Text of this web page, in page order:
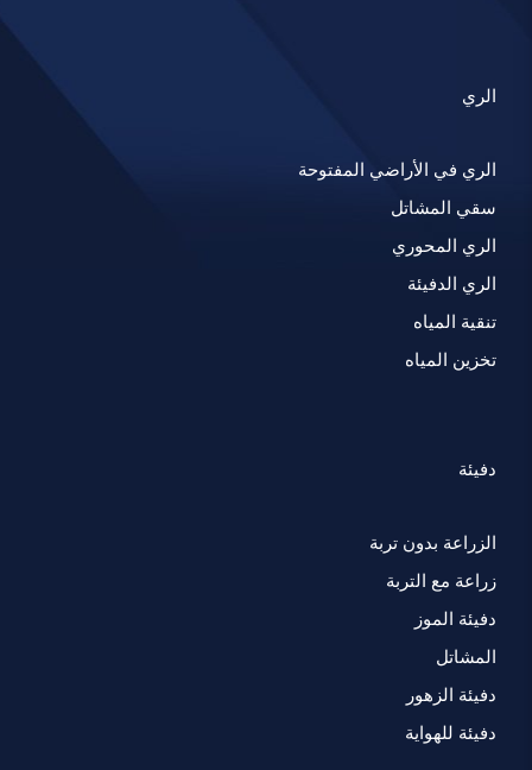
الري
الري في الأراضي المفتوحة
سقي المشاتل
الري المحوري
الري الدفيئة
تنقية المياه
تخزين المياه
دفيئة
الزراعة بدون تربة
زراعة مع التربة
دفيئة الموز
المشاتل
دفيئة الزهور
دفيئة للهواية